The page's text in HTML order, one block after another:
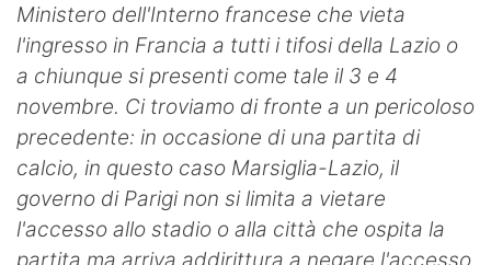
Ministero dell'Interno francese che vieta
l'ingresso in Francia a tutti i tifosi della Lazio o
a chiunque si presenti come tale il 3 e 4
novembre. Ci troviamo di fronte a un pericoloso
precedente: in occasione di una partita di
calcio, in questo caso Marsiglia-Lazio, il
governo di Parigi non si limita a vietare
l'accesso allo stadio o alla città che ospita la
partita ma arriva addirittura a negare l'accesso